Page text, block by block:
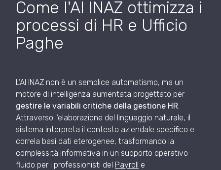
Come l'AI INAZ ottimizza i
processi di HR e Ufficio
Paghe
L’AI INAZ non è un semplice automatismo, ma un
motore di intelligenza aumentata progettato per
gestire le variabili critiche della gestione HR
Attraverso l’elaborazione del linguaggio naturale, il
sistema interpreta il contesto aziendale specifico e
correla basi dati eterogenee, trasformando la
complessità informativa in un supporto operativo
fluido per i professionisti del Payroll e